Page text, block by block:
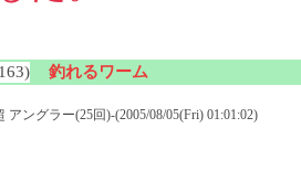
釣れるワーム
アングラー(25回)-(2005/08/05(Fri) 01:01:02)